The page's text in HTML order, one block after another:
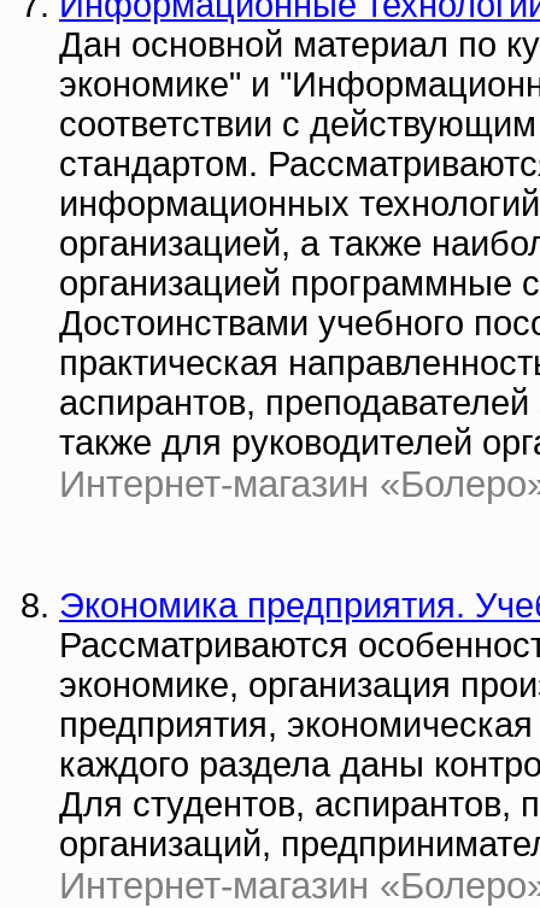
Дан основной материал по
экономике" и
соответствии с
стандартом.
информационных
организацией, а также
организацией программные
Достоинствами учебного
практическая
аспирантов,
также для руководителей
Интернет-магазин
Экономика предприятия.
Рассматриваются
экономике, организация
предприятия,
каждого раздела даны
Для студентов, аспирантов,
организаций,
Интернет-магазин